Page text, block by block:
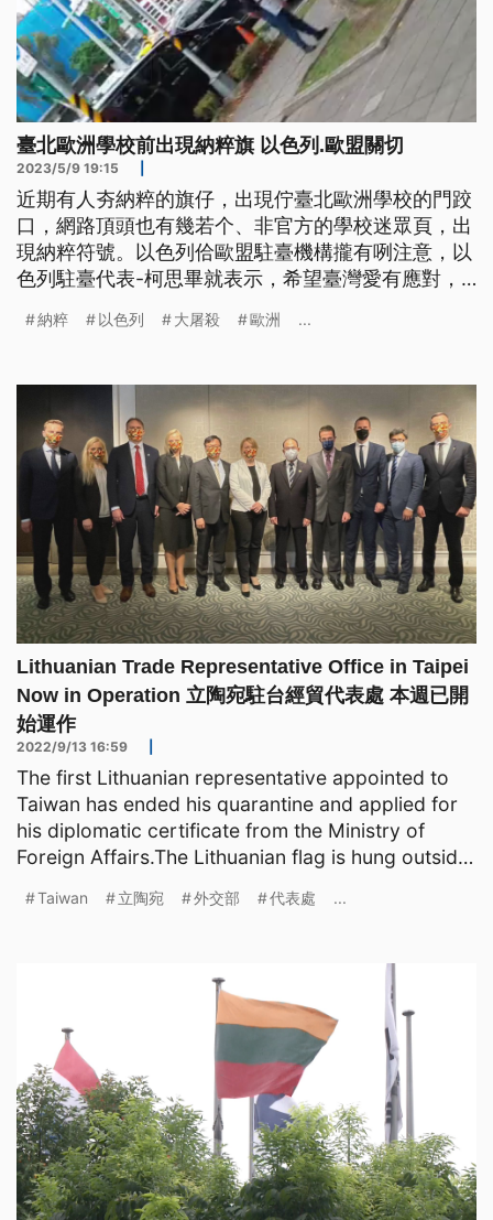
臺北歐洲學校前出現納粹旗 以色列.歐盟關切
2023/5/9 19:15
近期有人夯納粹的旗仔，出現佇臺北歐洲學校的門跤
口，網路頂頭也有幾若个、非官方的學校迷眾頁，出
現納粹符號。以色列佮歐盟駐臺機構攏有咧注意，以
色列駐臺代表-柯思畢就表示，希望臺灣愛有應對，
臺語文。)
納粹 以色列 大屠殺 歐洲 ...
Lithuanian Trade Representative Office in Taipei
Now in Operation 立陶宛駐台經貿代表處 本週已開
始運作
2022/9/13 16:59
The first Lithuanian representative appointed to
Taiwan has ended his quarantine and applied for
his diplomatic certificate from the Ministry of
Foreign Affairs.The Lithuanian flag is hung outside
Taiwan 立陶宛 外交部 代表處 ...